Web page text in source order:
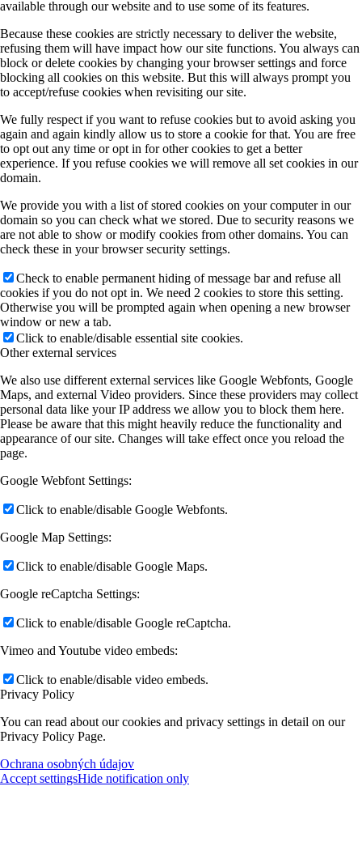
available through our website and to use some of its features.
Because these cookies are strictly necessary to deliver the website,
refusing them will have impact how our site functions. You always can
block or delete cookies by changing your browser settings and force
blocking all cookies on this website. But this will always prompt you
to accept/refuse cookies when revisiting our site.
We fully respect if you want to refuse cookies but to avoid asking you
again and again kindly allow us to store a cookie for that. You are free
to opt out any time or opt in for other cookies to get a better
experience. If you refuse cookies we will remove all set cookies in our
domain.
We provide you with a list of stored cookies on your computer in our
domain so you can check what we stored. Due to security reasons we
are not able to show or modify cookies from other domains. You can
check these in your browser security settings.
Check to enable permanent hiding of message bar and refuse all
cookies if you do not opt in. We need 2 cookies to store this setting.
Otherwise you will be prompted again when opening a new browser
window or new a tab.
Click to enable/disable essential site cookies.
Other external services
We also use different external services like Google Webfonts, Google
Maps, and external Video providers. Since these providers may collect
personal data like your IP address we allow you to block them here.
Please be aware that this might heavily reduce the functionality and
appearance of our site. Changes will take effect once you reload the
page.
Google Webfont Settings:
Click to enable/disable Google Webfonts.
Google Map Settings:
Click to enable/disable Google Maps.
Google reCaptcha Settings:
Click to enable/disable Google reCaptcha.
Vimeo and Youtube video embeds:
Click to enable/disable video embeds.
Privacy Policy
You can read about our cookies and privacy settings in detail on our
Privacy Policy Page.
Ochrana osobných údajov
Accept settingsHide notification only